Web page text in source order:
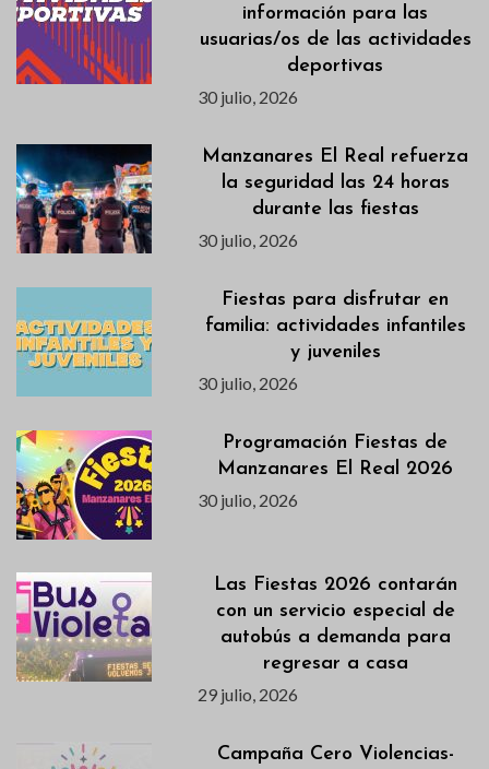
información para las
usuarias/os de las actividades
deportivas
30 julio, 2026
Manzanares El Real refuerza
la seguridad las 24 horas
durante las fiestas
30 julio, 2026
Fiestas para disfrutar en
familia: actividades infantiles
y juveniles
30 julio, 2026
Programación Fiestas de
Manzanares El Real 2026
30 julio, 2026
Las Fiestas 2026 contarán
con un servicio especial de
autobús a demanda para
regresar a casa
29 julio, 2026
Campaña Cero Violencias-